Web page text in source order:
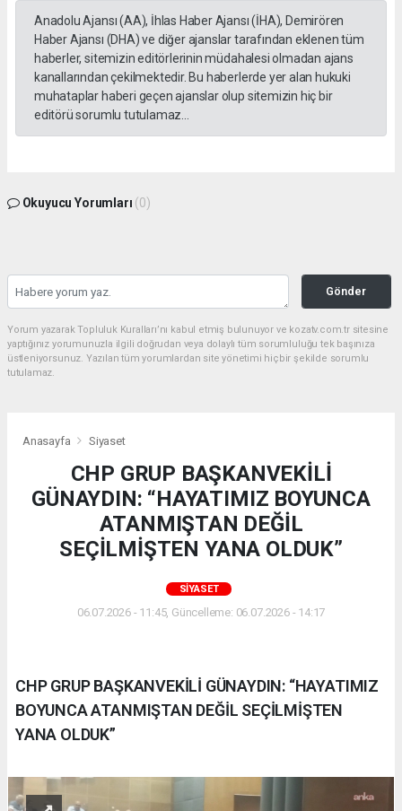
Anadolu Ajansı (AA), İhlas Haber Ajansı (İHA), Demirören
Haber Ajansı (DHA) ve diğer ajanslar tarafından eklenen tüm
haberler, sitemizin editörlerinin müdahalesi olmadan ajans
kanallarından çekilmektedir. Bu haberlerde yer alan hukuki
muhataplar haberi geçen ajanslar olup sitemizin hiç bir
editörü sorumlu tutulamaz...
Okuyucu Yorumları (0)
Gönder
Yorum yazarak Topluluk Kuralları’nı kabul etmiş bulunuyor ve kozatv.com.tr sitesine
yaptığınız yorumunuzla ilgili doğrudan veya dolaylı tüm sorumluluğu tek başınıza
üstleniyorsunuz. Yazılan tüm yorumlardan site yönetimi hiçbir şekilde sorumlu
tutulamaz.
Anasayfa Siyaset
CHP GRUP BAŞKANVEKİLİ
GÜNAYDIN: “HAYATIMIZ BOYUNCA
ATANMIŞTAN DEĞİL
SEÇİLMİŞTEN YANA OLDUK”
SIYASET
06.07.2026 - 11:45, Güncelleme: 06.07.2026 - 14:17
CHP GRUP BAŞKANVEKİLİ GÜNAYDIN: “HAYATIMIZ
BOYUNCA ATANMIŞTAN DEĞİL SEÇİLMİŞTEN
YANA OLDUK”